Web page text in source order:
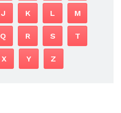
J K L M
Q R S T
X Y Z